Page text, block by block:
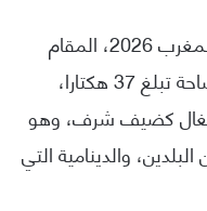
ويعرف الملتقى الدولي للفلاحة بالمغرب 2026، المقام
بساحة “صهريج السواني”، على مساحة تبلغ 37 هكتارا،
البرتغال كضيف شرف، وهو
والدينامية التي